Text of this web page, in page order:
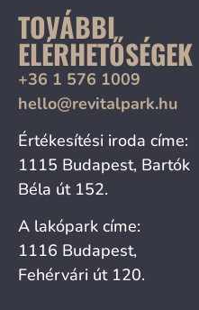
TOVÁBBI
ELÉRHETŐSÉGEK
+36 1 576 1009
hello@revitalpark.hu
Értékesítési iroda címe:
1115 Budapest, Bartók
Béla út 152.
A lakópark címe:
1116 Budapest,
Fehérvári út 120.